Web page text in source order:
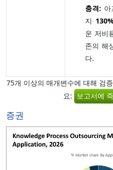
충격:
지
운 저비
존의 해
다.
75개 이상의 매개변수에 대해 검
요: 보고서에
증권